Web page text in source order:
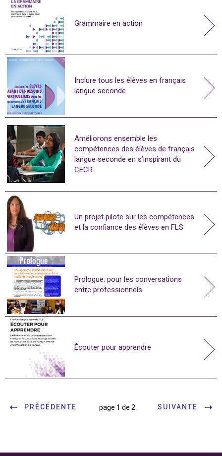
Grammaire en action
Inclure tous les élèves en français
langue seconde
Améliorons ensemble les
compétences des élèves de français
langue seconde en s’inspirant du
CECR
Un projet pilote sur les compétences
et la confiance des élèves en FLS
Prologue: pour les conversations
entre professionnels
Écouter pour apprendre
PRÉCÉDENTE page 1 de 2 SUIVANTE